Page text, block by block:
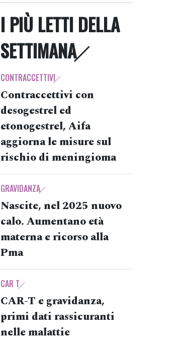
I PIÙ LETTI DELLA
SETTIMANA
CONTRACCETTIVI
Contraccettivi con
desogestrel ed
etonogestrel, Aifa
aggiorna le misure sul
rischio di meningioma
GRAVIDANZA
Nascite, nel 2025 nuovo
calo. Aumentano età
materna e ricorso alla
Pma
CAR T
CAR-T e gravidanza,
primi dati rassicuranti
nelle malattie